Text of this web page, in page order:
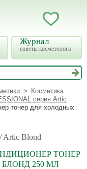
Журнал
советы косметолога
Косметика
серия Artic
тонер для холодных
Artic Blond
ТОНЕР
250 МЛ